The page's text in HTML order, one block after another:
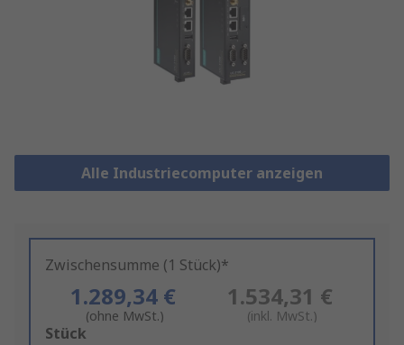
Alle Industriecomputer anzeigen
Zwischensumme (1 Stück)*
1.289,34 €
(ohne MwSt.)
1.534,31 €
(inkl. MwSt.)
Add
Stück